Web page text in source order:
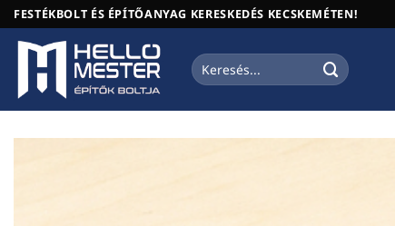
Skip
to
content
FESTÉKBOLT ÉS ÉPÍTŐANYAG KERESKEDÉS KECSKEMÉTEN!
Keresés
a